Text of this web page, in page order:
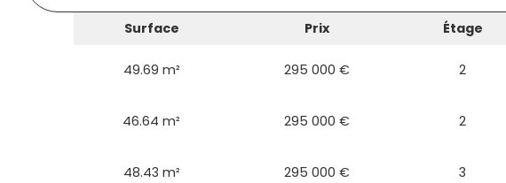
Surface Prix Étage
49.69 m² 295 000 € 2
46.64 m² 295 000 € 2
48.43 m² 295 000 € 3